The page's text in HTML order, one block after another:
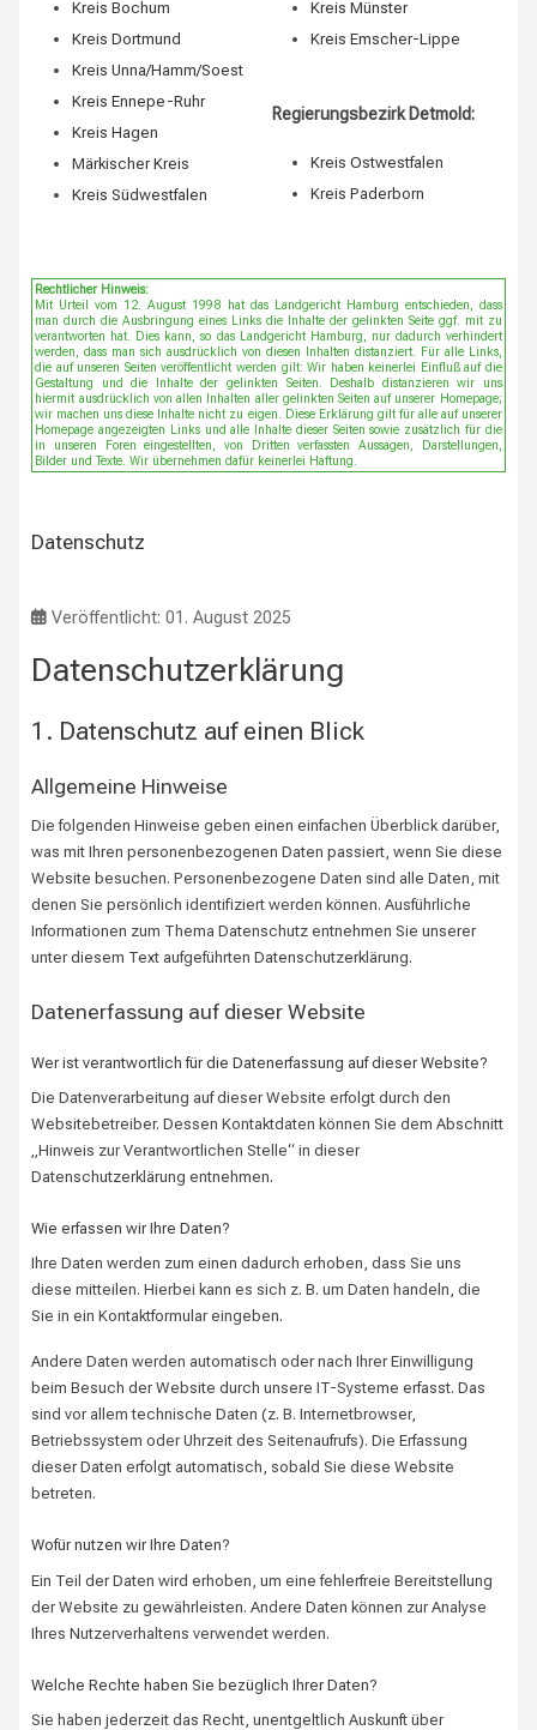
Kreis Bochum
Kreis Dortmund
Kreis Unna/Hamm/Soest
Kreis Ennepe-Ruhr
Kreis Hagen
Märkischer Kreis
Kreis Südwestfalen
Kreis Münster
Kreis Emscher-Lippe
Regierungsbezirk Detmold:
Kreis Ostwestfalen
Kreis Paderborn
Rechtlicher Hinweis:
Mit Urteil vom 12. August 1998 hat das Landgericht Hamburg entschieden, dass
man durch die Ausbringung eines Links die Inhalte der gelinkten Seite ggf. mit zu
verantworten hat. Dies kann, so das Landgericht Hamburg, nur dadurch verhindert
werden, dass man sich ausdrücklich von diesen Inhalten distanziert. Für alle Links,
die auf unseren Seiten veröffentlicht werden gilt: Wir haben keinerlei Einfluß auf die
Gestaltung und die Inhalte der gelinkten Seiten. Deshalb distanzieren wir uns
hiermit ausdrücklich von allen Inhalten aller gelinkten Seiten auf unserer Homepage;
wir machen uns diese Inhalte nicht zu eigen. Diese Erklärung gilt für alle auf unserer
Homepage angezeigten Links und alle Inhalte dieser Seiten sowie zusätzlich für die
in unseren Foren eingestellten, von Dritten verfassten Aussagen, Darstellungen,
Bilder und Texte. Wir übernehmen dafür keinerlei Haftung.
Datenschutz
Veröffentlicht: 01. August 2025
Datenschutz­erklärung
1. Datenschutz auf einen Blick
Allgemeine Hinweise
Die folgenden Hinweise geben einen einfachen Überblick darüber,
was mit Ihren personenbezogenen Daten passiert, wenn Sie diese
Website besuchen. Personenbezogene Daten sind alle Daten, mit
denen Sie persönlich identifiziert werden können. Ausführliche
Informationen zum Thema Datenschutz entnehmen Sie unserer
unter diesem Text aufgeführten Datenschutzerklärung.
Datenerfassung auf dieser Website
Wer ist verantwortlich für die Datenerfassung auf dieser Website?
Die Datenverarbeitung auf dieser Website erfolgt durch den
Websitebetreiber. Dessen Kontaktdaten können Sie dem Abschnitt
„Hinweis zur Verantwortlichen Stelle“ in dieser
Datenschutzerklärung entnehmen.
Wie erfassen wir Ihre Daten?
Ihre Daten werden zum einen dadurch erhoben, dass Sie uns
diese mitteilen. Hierbei kann es sich z. B. um Daten handeln, die
Sie in ein Kontaktformular eingeben.
Andere Daten werden automatisch oder nach Ihrer Einwilligung
beim Besuch der Website durch unsere IT-Systeme erfasst. Das
sind vor allem technische Daten (z. B. Internetbrowser,
Betriebssystem oder Uhrzeit des Seitenaufrufs). Die Erfassung
dieser Daten erfolgt automatisch, sobald Sie diese Website
betreten.
Wofür nutzen wir Ihre Daten?
Ein Teil der Daten wird erhoben, um eine fehlerfreie Bereitstellung
der Website zu gewährleisten. Andere Daten können zur Analyse
Ihres Nutzerverhaltens verwendet werden.
Welche Rechte haben Sie bezüglich Ihrer Daten?
Sie haben jederzeit das Recht, unentgeltlich Auskunft über